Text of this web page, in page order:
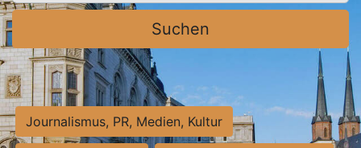
Suchen
Journalismus, PR, Medien, Kultur